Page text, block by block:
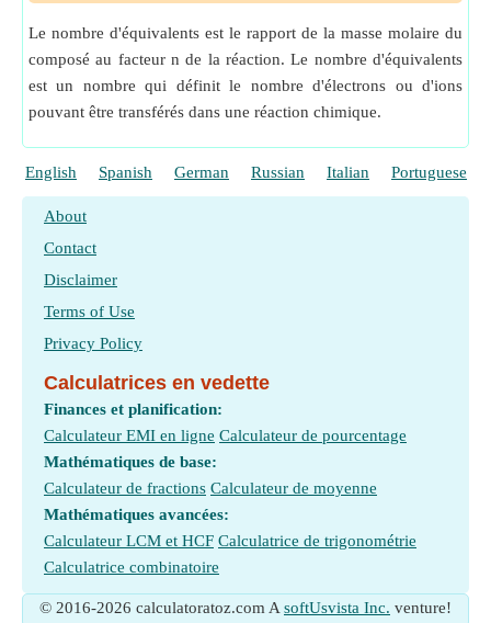
Le nombre d'équivalents est le rapport de la masse molaire du
composé au facteur n de la réaction. Le nombre d'équivalents
est un nombre qui définit le nombre d'électrons ou d'ions
pouvant être transférés dans une réaction chimique.
English Spanish German Russian Italian Portuguese
About
Contact
Disclaimer
Terms of Use
Privacy Policy
Calculatrices en vedette
Finances et planification:
Calculateur EMI en ligne Calculateur de pourcentage
Mathématiques de base:
Calculateur de fractions Calculateur de moyenne
Mathématiques avancées:
Calculateur LCM et HCF Calculatrice de trigonométrie
Calculatrice combinatoire
© 2016-2026 calculatoratoz.com A softUsvista Inc. venture!